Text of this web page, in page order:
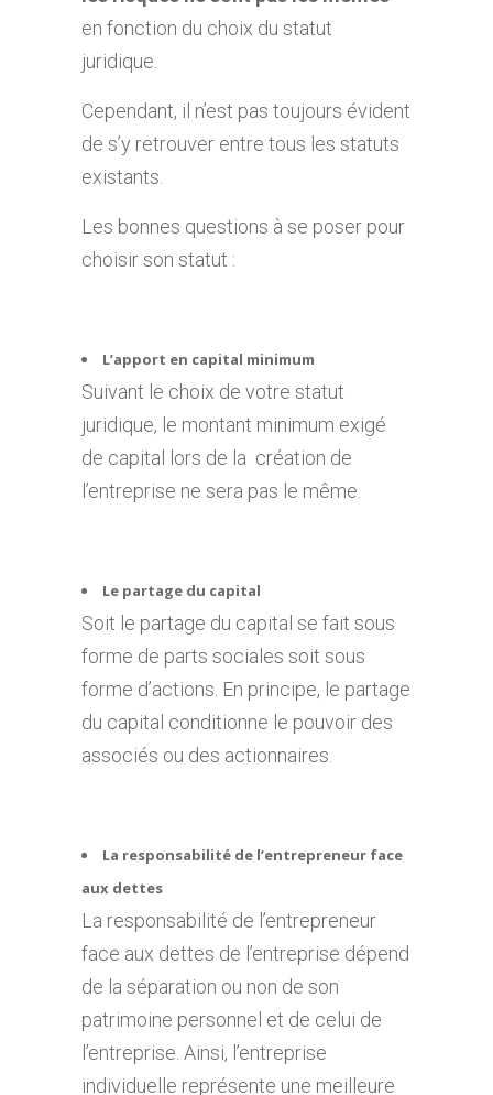
en fonction du choix du statut
juridique.
Cependant, il n’est pas toujours évident
de s’y retrouver entre tous les statuts
existants.
Les bonnes questions à se poser pour
choisir son statut :
L’apport en capital minimum
Suivant le choix de votre statut
juridique, le montant minimum exigé
de capital lors de la création de
l’entreprise ne sera pas le même.
Le partage du capital
Soit le partage du capital se fait sous
forme de parts sociales soit sous
forme d’actions. En principe, le partage
du capital conditionne le pouvoir des
associés ou des actionnaires.
La responsabilité de l’entrepreneur face
aux dettes
La responsabilité de l’entrepreneur
face aux dettes de l’entreprise dépend
de la séparation ou non de son
patrimoine personnel et de celui de
l’entreprise. Ainsi, l’entreprise
individuelle représente une meilleure